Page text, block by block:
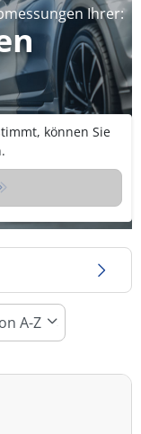
Ihrer:
können Sie